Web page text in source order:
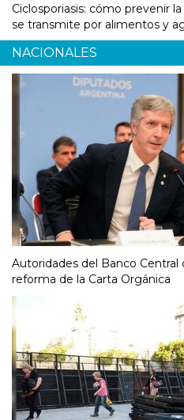
Ciclosporiasis: cómo prevenir
se transmite por alimentos y
NACIONALES
Autoridades del Banco
reforma de la Carta Orgánica